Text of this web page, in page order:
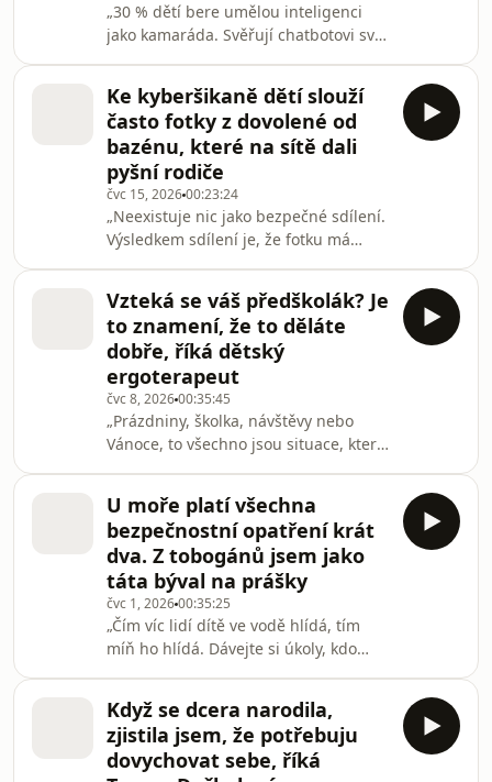
nezajistili jinde, urveme ji celou sami.
A to se nedá,“ říká Lucie Hermánková,
lektorka
„30 % dětí bere umělou inteligenci
jako kamaráda. Svěřují chatbotovi svá
všem vyhoví, což je v přímém rozporu
s tím, jak to funguje v normálním
životě, kde musíme nestále řešit
nějaké konflikty. Komunikace s AI je
příjemná a návyková,“ říká Kamil
Kopecký, vědec a vedoucí projektu E-
Bezpečí.Všechny díly podcastu
Houpačky
Ke kyberšikaně dětí slouží
často fotky z dovolené od
bazénu, které na sítě dali
pyšní rodiče
čvc 15, 202600:23:24
„Neexistuje nic jako bezpečné sdílení.
Výsledkem sdílení je, že fotku má
Kopecký, vědec a vedoucí projektu E-
Bezpečí. „Je normální, že informace o
svých dětech sdílíme, je ale dobré
omezit jejich identitu. 70 % českých
rodičů sdílí na internetu údaje o svých
dětech, 6 % rodičů sdílí citlivé
údaje.“Všechny díly podcastu
Houpačky m
Vzteká se váš předškolák? Je
to znamení, že to děláte
dobře, říká dětský
ergoterapeut
čvc 8, 202600:35:45
„Prázdniny, školka, návštěvy nebo
Vánoce, to všechno jsou situace, které
nebo vztekání neznamená, že jste
špatný rodič. Schytáte to vy, protože
jste bezpečný přístav a dítě se u vás
cítí přijaté. Je to vizitka, že spolu máte
blízký vztah,“ říká dětský ergoterapeut
Daniel Stříbný.Všechny díly podcastu
Houpačky můžete pohodlně posl
U moře platí všechna
bezpečnostní opatření krát
dva. Z tobogánů jsem jako
táta býval na prášky
čvc 1, 202600:35:25
„Čím víc lidí dítě ve vodě hlídá, tím
míň ho hlídá. Dávejte si úkoly, kdo
prezident Vodní záchranné služby
Českého červeného kříže David
Smejkal.Všechny díly podcastu
Když se dcera narodila,
zjistila jsem, že potřebuju
dovychovat sebe, říká